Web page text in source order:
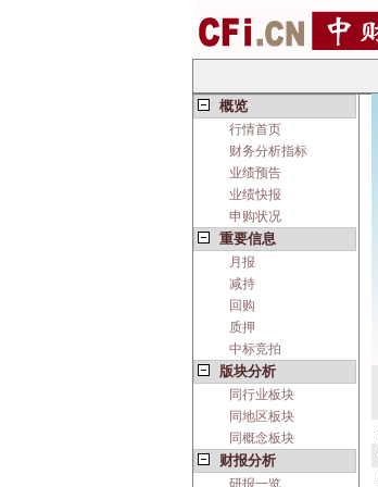
概览
行情首页
财务分析指标
业绩预告
业绩快报
申购状况
重要信息
月报
减持
回购
质押
中标竞拍
版块分析
同行业板块
同地区板块
同概念板块
财报分析
研报一览